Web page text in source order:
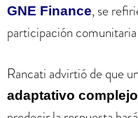
GNE Finance, se
participación
Rancati advirtió de que
adaptativo complejo